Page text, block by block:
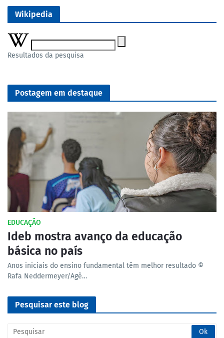
Wikipedia
Resultados da pesquisa
Postagem em destaque
EDUCAÇÃO
Ideb mostra avanço da educação
básica no país
Anos iniciais do ensino fundamental têm melhor resultado ©
Rafa Neddermeyer/Agê…
Pesquisar este blog